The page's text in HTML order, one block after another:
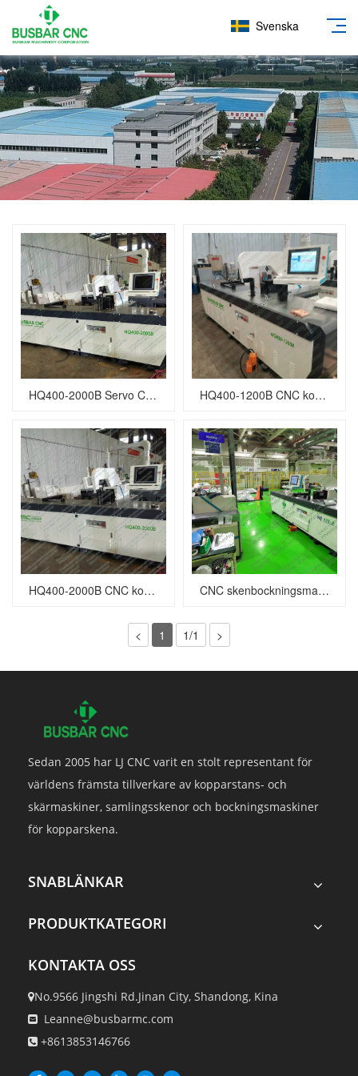
Svenska
HQ400-2000B Servo CNC koppar samlingsskena bockningsmaskin HQ400-1200B CNC koppar samlingsskena bockningsmaskin
HQ400-2000B CNC koppar samlingsskena bockningsmaskin CNC skenbockningsmaskin HQ400-1200B
< 1 1/1 >
Sedan 2005 har LJ CNC varit en stolt representant för
världens främsta tillverkare av kopparstans- och
skärmaskiner, samlingsskenor och bockningsmaskiner
för kopparskena.
SNABLÄNKAR
PRODUKTKATEGORI
KONTAKTA OSS
No.9566 Jingshi Rd.Jinan City, Shandong, Kina
 Leanne@busbarmc.com
 +8613853146766